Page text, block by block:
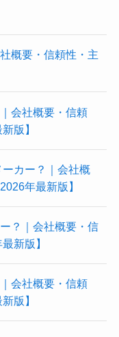
概要・信頼性・主
会社概要・信頼
版】
カー？｜会社概
年最新版】
？｜会社概要・信
新版】
会社概要・信頼
版】